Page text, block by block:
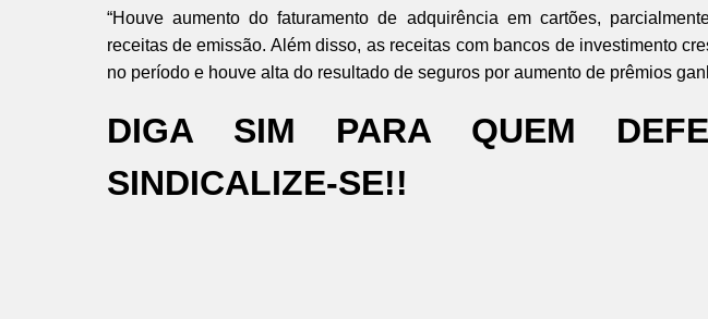
“Houve aumento do faturamento de adquirência em cartões,
receitas de emissão. Além disso, as receitas com bancos de investimento
no período e houve alta do resultado de seguros por aumento de prêmios
DIGA SIM PARA QUEM
SINDICALIZE-SE!!